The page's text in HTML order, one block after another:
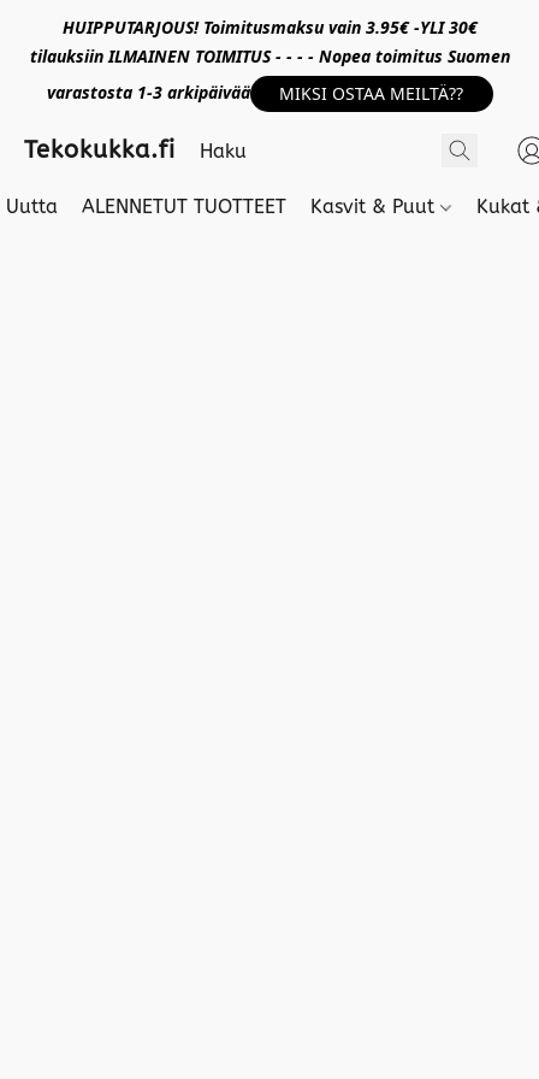
HUIPPUTARJOUS! Toimitusmaksu vain 3.95€ -YLI 30€
tilauksiin ILMAINEN TOIMITUS - - - - Nopea toimitus Suomen
varastosta 1-3 arkipäivää
MIKSI OSTAA MEILTÄ??
Tekokukka.fi
Uutta ALENNETUT TUOTTEET Kasvit & Puut Kukat